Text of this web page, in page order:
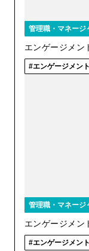
管理職・マネージ
エンゲージメン
エンゲージメン
管理職・マネージ
エンゲージメン
エンゲージメン